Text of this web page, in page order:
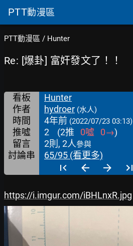
PTT動漫區
PTT動漫區 / Hunter
Re: [爆卦] 富奸發文了！！
看板
Hunter
作者
hydroer (水人)
時間 4年前 (2022/07/23 03:13)
推噓 2 (2推 0噓 0→)
留言
2則, 2人參與
討論串 65/95 (看更多)
https://i.imgur.com/iBHLnxR.jpg